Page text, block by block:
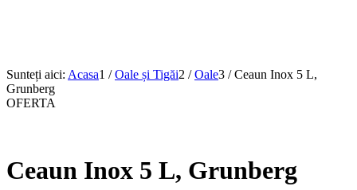
Sunteți aici: Acasa1 / Oale și Tigăi2 / Oale3 / Ceaun Inox 5 L,
Grunberg
OFERTA
Ceaun Inox 5 L, Grunberg